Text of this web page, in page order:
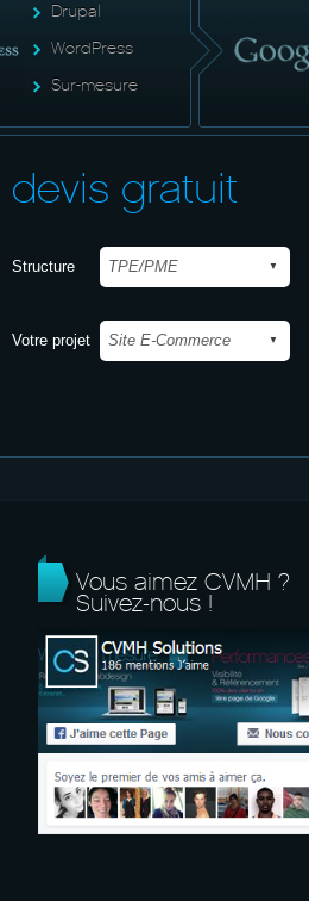
Drupal
WordPress
Sur-mesure
devis gratuit
Structure
Votre projet
Vous aimez CVMH ?
Suivez-nous !